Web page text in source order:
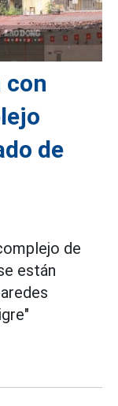
con
de
de
están